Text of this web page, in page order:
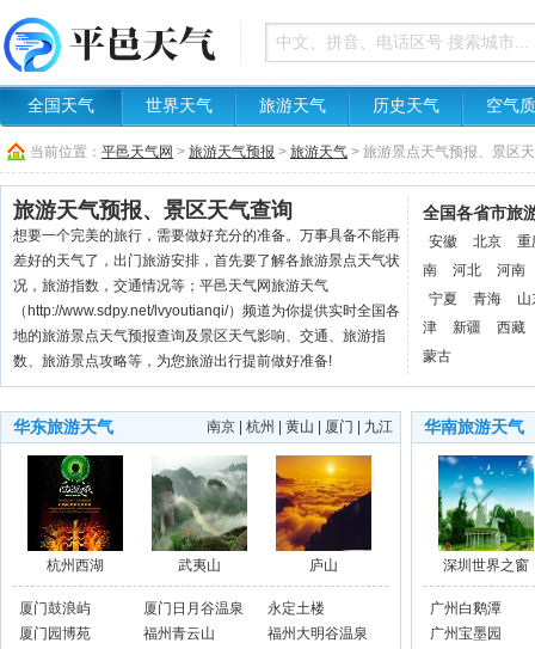
全国天气 世界天气 旅游天气 历史天气 空气
当前位置： 平邑天气网 > 旅游天气预报 > 旅游天气 > 旅游景点天气预报、景区
旅游天气预报、景区天气查询
想要一个完美的旅行，需要做好充分的准备。万事具备不能再
差好的天气了，出门旅游安排，首先要了解各旅游景点天气状
况，旅游指数，交通情况等；平邑天气网旅游天气
（http://www.sdpy.net/lvyoutianqi/）频道为你提供实时全国各
地的旅游景点天气预报查询及景区天气影响、交通、旅游指
数、旅游景点攻略等，为您旅游出行提前做好准备!
全国各省市旅
安徽 北京
重
南
河北
河南
宁夏
青海
山
津
新疆
西藏
蒙古
南京 杭州 黄山 厦门 九江
华东旅游天气
杭州西湖 武夷山 庐山
厦门鼓浪屿
厦门日月谷温泉
度假村
永定土楼
厦门园博苑
福州青云山
福州大明谷温泉
华南旅游天气
深圳世界之窗
广州白鹅潭
广州宝墨园